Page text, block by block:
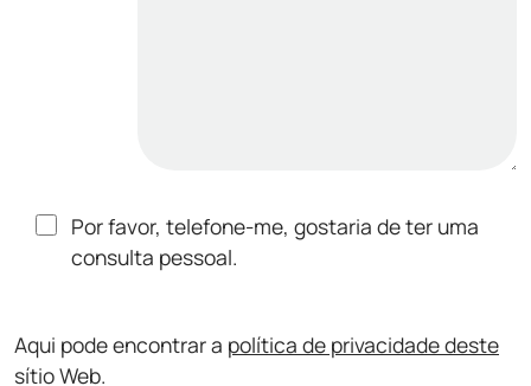
Por favor, telefone-me, gostaria de ter uma
consulta pessoal.
Aqui pode encontrar a política de privacidade deste
sítio Web.